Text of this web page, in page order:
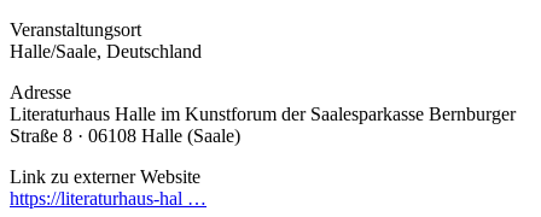
Veranstaltungsort
Halle/Saale, Deutschland
Adresse
Literaturhaus Halle im Kunstforum der Saalesparkasse Bernburger
Straße 8 · 06108 Halle (Saale)
Link zu externer Website
https://literaturhaus-hal …